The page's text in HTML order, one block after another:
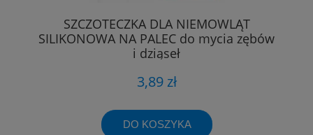
SZCZOTECZKA DLA NIEMOWLĄT
SILIKONOWA NA PALEC do mycia zębów
i dziąseł
3,89 zł
DO KOSZYKA